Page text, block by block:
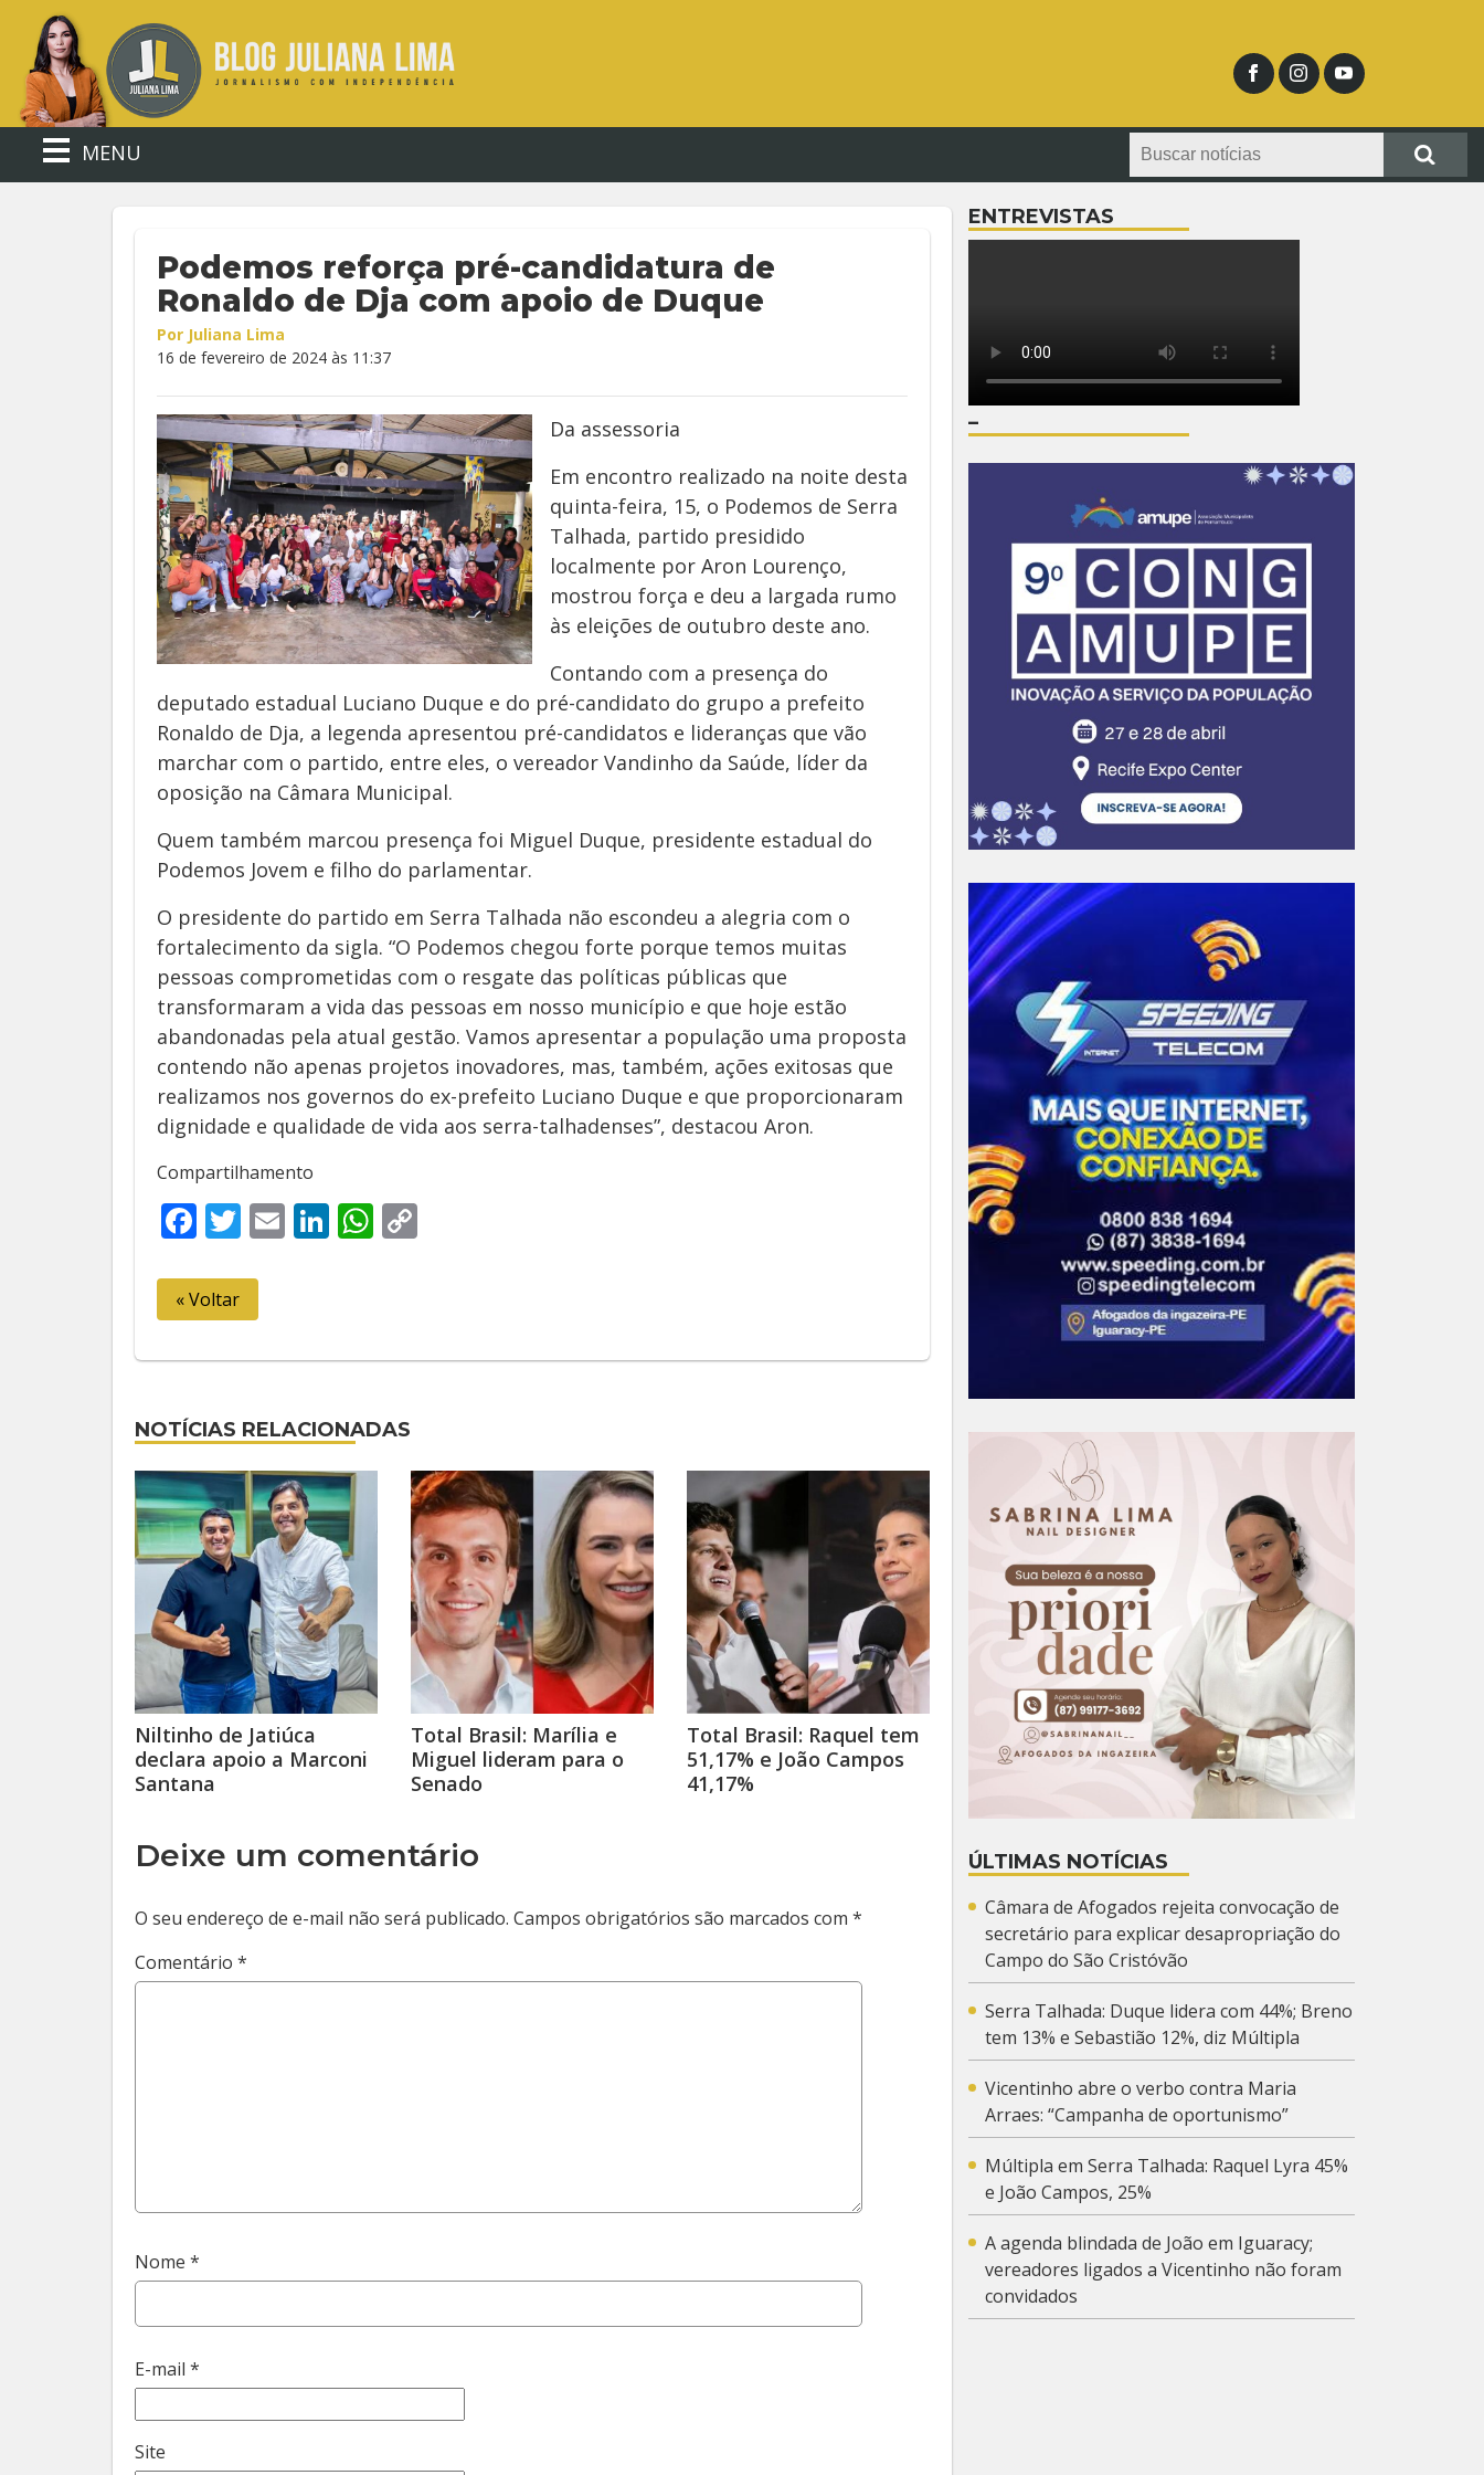
MENU
Podemos reforça pré-candidatura de
Ronaldo de Dja com apoio de Duque
Por Juliana Lima
16 de fevereiro de 2024 às 11:37
Da assessoria
Em encontro realizado na noite desta
quinta-feira, 15, o Podemos de Serra
Talhada, partido presidido
localmente por Aron Lourenço,
mostrou força e deu a largada rumo
às eleições de outubro deste ano.
Contando com a presença do
deputado estadual Luciano Duque e do pré-candidato do grupo a prefeito
Ronaldo de Dja, a legenda apresentou pré-candidatos e lideranças que vão
marchar com o partido, entre eles, o vereador Vandinho da Saúde, líder da
oposição na Câmara Municipal.
Quem também marcou presença foi Miguel Duque, presidente estadual do
Podemos Jovem e filho do parlamentar.
O presidente do partido em Serra Talhada não escondeu a alegria com o
fortalecimento da sigla. “O Podemos chegou forte porque temos muitas
pessoas comprometidas com o resgate das políticas públicas que
transformaram a vida das pessoas em nosso município e que hoje estão
abandonadas pela atual gestão. Vamos apresentar a população uma proposta
contendo não apenas projetos inovadores, mas, também, ações exitosas que
realizamos nos governos do ex-prefeito Luciano Duque e que proporcionaram
dignidade e qualidade de vida aos serra-talhadenses”, destacou Aron.
Compartilhamento
Facebook
Twitter
EmailLinkedIn
WhatsApp
« Voltar
NOTÍCIAS RELACIONADAS
Niltinho de Jatiúca
declara apoio a Marconi
Santana
Total Brasil: Marília e
Miguel lideram para o
Senado
Total Brasil: Raquel tem
51,17% e João Campos
41,17%
Deixe um comentário
O seu endereço de e-mail não será publicado. Campos obrigatórios são marcados com *
Comentário *
Nome *
E-mail *
Site
ENTREVISTAS
–
ÚLTIMAS NOTÍCIAS
Câmara de Afogados rejeita convocação de
secretário para explicar desapropriação do
Campo do São Cristóvão
Serra Talhada: Duque lidera com 44%; Breno
tem 13% e Sebastião 12%, diz Múltipla
Vicentinho abre o verbo contra Maria
Arraes: “Campanha de oportunismo”
Múltipla em Serra Talhada: Raquel Lyra 45%
e João Campos, 25%
A agenda blindada de João em Iguaracy;
vereadores ligados a Vicentinho não foram
convidados